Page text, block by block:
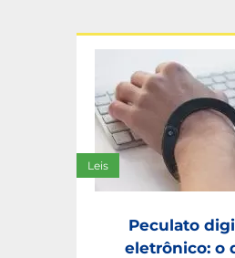
Leis
Peculato
eletrônico: o